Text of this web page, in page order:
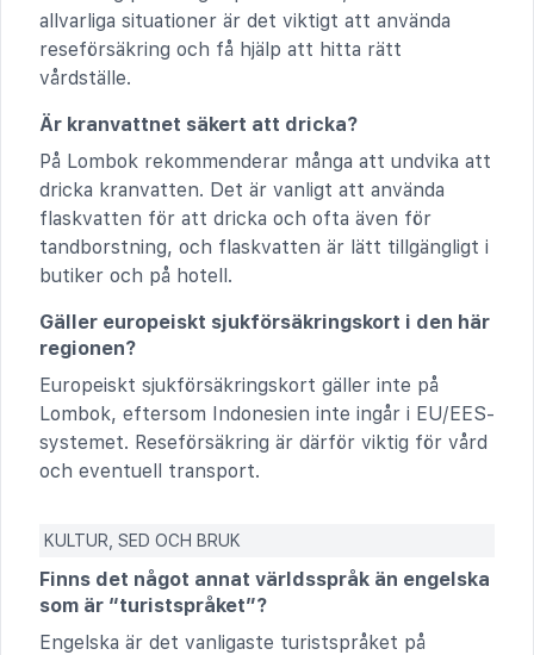
allvarliga situationer är det viktigt att använda
reseförsäkring och få hjälp att hitta rätt
vårdställe.
Är kranvattnet säkert att dricka?
På Lombok rekommenderar många att undvika att
dricka kranvatten. Det är vanligt att använda
flaskvatten för att dricka och ofta även för
tandborstning, och flaskvatten är lätt tillgängligt i
butiker och på hotell.
Gäller europeiskt sjukförsäkringskort i den här
regionen?
Europeiskt sjukförsäkringskort gäller inte på
Lombok, eftersom Indonesien inte ingår i EU/EES-
systemet. Rese­försäkring är därför viktig för vård
och eventuell transport.
KULTUR, SED OCH BRUK
Finns det något annat världsspråk än engelska
som är “turistspråket”?
Engelska är det vanligaste turistspråket på